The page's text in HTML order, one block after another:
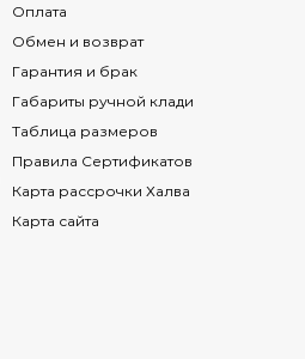
Оплата
Обмен и возврат
Гарантия и брак
Габариты ручной клади
Таблица размеров
Правила Сертификатов
Карта рассрочки Халва
Карта сайта